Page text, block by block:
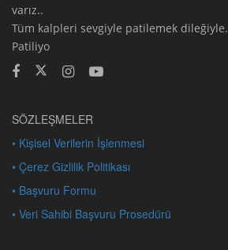
varız..
Tüm kalpleri sevgiyle patilemek dileğiyle.
Patiliyo
SÖZLEŞMELER
• Kişisel Verilerin İşlenmesi
• Çerez Gizlilik Politikası
• Başvuru Formu
• Veri Sahibi Başvuru Prosedürü